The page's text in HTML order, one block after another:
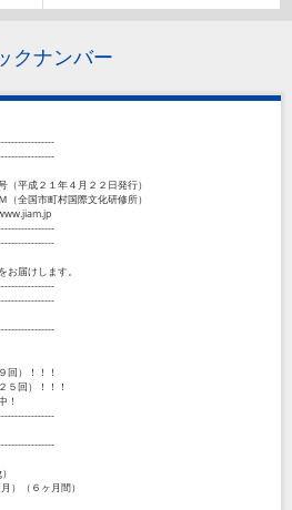
クナンバー
４月２２日発行）
国際文化研修所）
お届けします。
回）！！！
回）！！！
！
（６ヶ月間）